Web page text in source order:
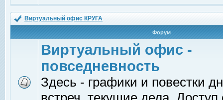
Виртуальный офис КРУГА
Форум
Виртуальный офис -
повседневность
Здесь - графики и повестки